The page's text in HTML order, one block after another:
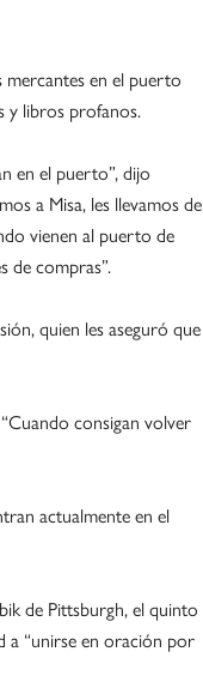
en el puerto
y libros profanos.
en el puerto”, dijo
a Misa, les llevamos de
vienen al puerto de
de compras”.
quien les aseguró que
consigan volver
actualmente en el
de Pittsburgh, el quinto
a “unirse en oración por